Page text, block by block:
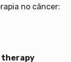
no câncer:
therapy